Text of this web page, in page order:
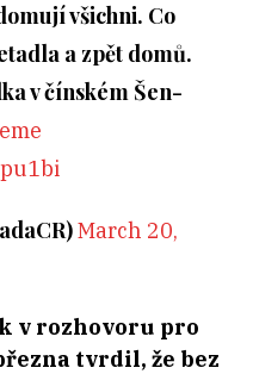
všichni. Co
a zpět domů.
v čínském Šen-
March 20,
v rozhovoru pro
tvrdil, že bez